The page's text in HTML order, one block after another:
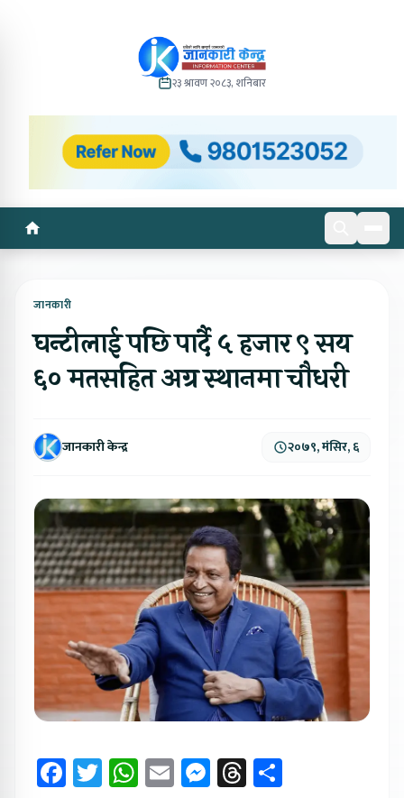
२३ श्रावण २०८३, शनिबार
जानकारी
घन्टीलाई पछि पार्दै ५ हजार ९ सय
६० मतसहित अग्र स्थानमा चौधरी
जानकारी केन्द्र २०७९, मंसिर, ६
Facebook
Twitter
WhatsApp
EmailMessenger
Threads